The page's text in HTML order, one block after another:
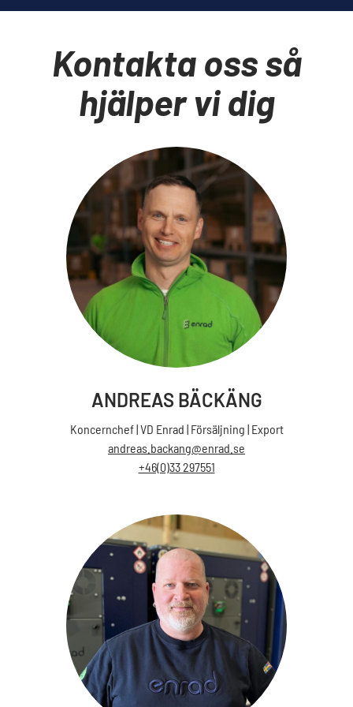
Kontakta oss så
hjälper vi dig
ANDREAS BÄCKÄNG
Koncernchef | VD Enrad | Försäljning | Export
andreas.backang@enrad.se
+46(0)33 297551